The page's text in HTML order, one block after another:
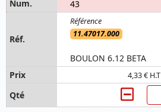
43
11.47017.000
BOULON 6.12 BETA
4,33 € H.T